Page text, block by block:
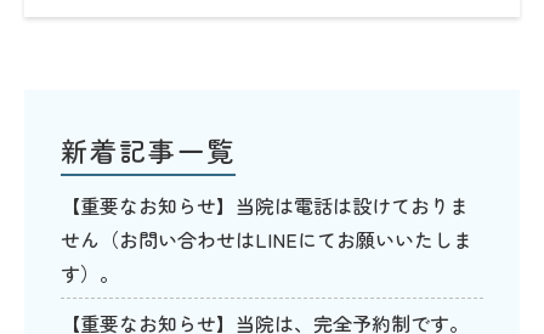
新着記事一覧
【重要なお知らせ】当院は電話は設けておりま
せん（お問い合わせはLINEにてお願いいたしま
す）。
【重要なお知らせ】当院は、完全予約制です。